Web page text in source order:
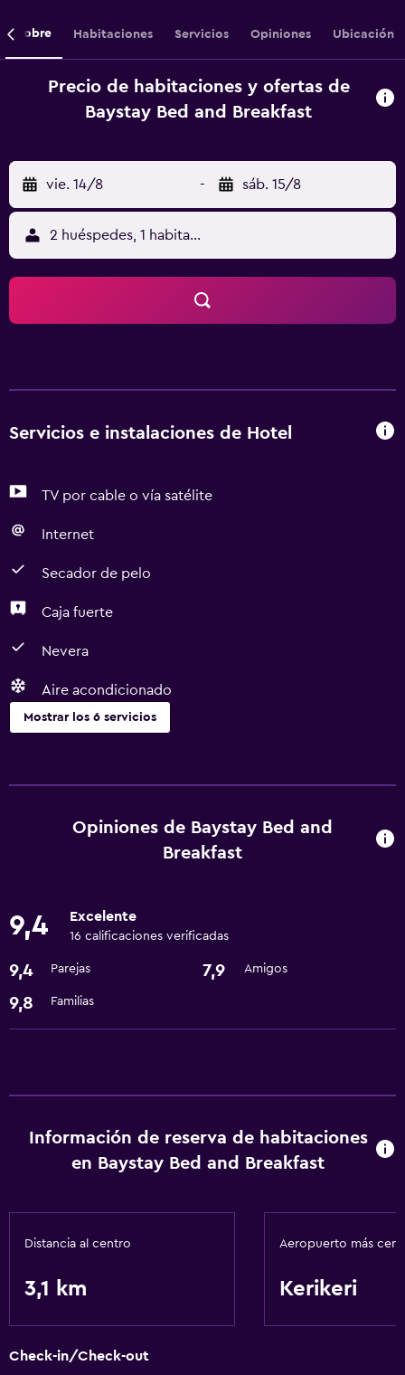
Sobre Habitaciones Servicios Opiniones Ubicación
Precio de habitaciones y ofertas de
Baystay Bed and Breakfast
vie. 14/8 - sáb. 15/8
2 huéspedes, 1 habitación
Servicios e instalaciones de Hotel
TV por cable o vía satélite
Internet
Secador de pelo
Caja fuerte
Nevera
Aire acondicionado
Mostrar los 6 servicios
Aire acondicionado
Secador de pelo
Comedor
Caja fuerte
Opiniones de Baystay Bed and
Breakfast
9,4 Excelente
16 calificaciones verificadas
9,4 Parejas 7,9 Amigos
9,8 Familias
Información de reserva de habitaciones
en Baystay Bed and Breakfast
Distancia al centro
3,1 km
Aeropuerto más
Kerikeri
Check-in/Check-out